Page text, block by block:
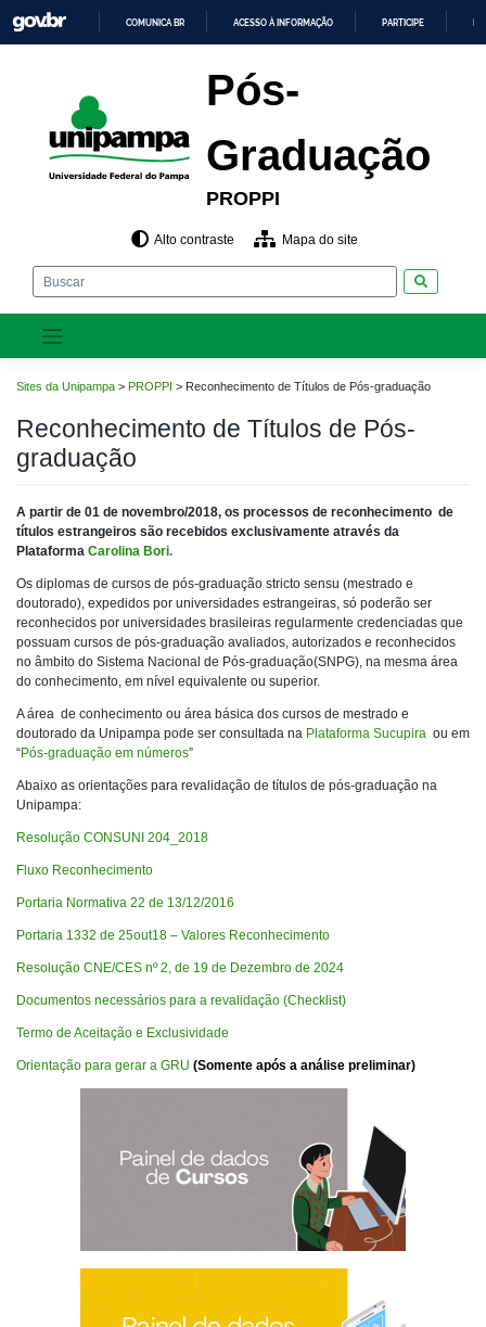
para
o
O
CONTEÚDO
COMUNICA BR ACESSO À INFORMAÇÃO PARTICIPE
Pós-
Graduação
PROPPI
Alto contraste Mapa do site
Sites da Unipampa > PROPPI > Reconhecimento de Títulos de Pós-graduação
Reconhecimento de Títulos de Pós-
graduação
A partir de 01 de novembro/2018, os processos de reconhecimento de
títulos estrangeiros são recebidos exclusivamente através da
Plataforma Carolina Bori.
Os diplomas de cursos de pós-graduação stricto sensu (mestrado e
doutorado), expedidos por universidades estrangeiras, só poderão ser
reconhecidos por universidades brasileiras regularmente credenciadas que
possuam cursos de pós-graduação avaliados, autorizados e reconhecidos
no âmbito do Sistema Nacional de Pós-graduação(SNPG), na mesma área
do conhecimento, em nível equivalente ou superior.
A área de conhecimento ou área básica dos cursos de mestrado e
doutorado da Unipampa pode ser consultada na Plataforma Sucupira ou em
“Pós-graduação em números”
Abaixo as orientações para revalidação de títulos de pós-graduação na
Unipampa:
Resolução CONSUNI 204_2018
Fluxo Reconhecimento
Portaria Normativa 22 de 13/12/2016
Portaria 1332 de 25out18 – Valores Reconhecimento
Resolução CNE/CES nº 2, de 19 de Dezembro de 2024
Documentos necessários para a revalidação (Checklist)
Termo de Aceitação e Exclusividade
Orientação para gerar a GRU (Somente após a análise preliminar)